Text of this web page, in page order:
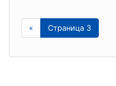
« Страница 3